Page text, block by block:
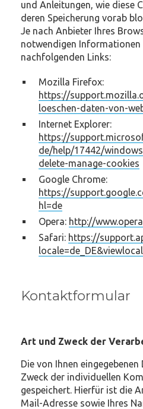
und Anleitungen, wie diese
deren Speicherung vorab
Je nach Anbieter Ihres
notwendigen Informationen
nachfolgenden Links:
Mozilla Firefox:
https://
loeschen-daten-von-
Internet Explorer:
https://
de/help/17442/
delete-manage-cookies
Google Chrome:
https://
hl=de
Opera: http://
Safari: https://
Kontaktformular
Art und Zweck der
Die von Ihnen
Zweck der individuellen
gespeichert. Hierfür ist die
Mail-Adresse sowie Ihres